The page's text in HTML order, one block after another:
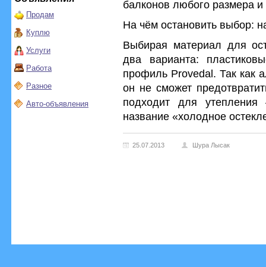
Продам
Куплю
Услуги
Работа
Разное
Авто-объявления
балконов любого размера
На чём остановить выбор:
Выбирая материал для
два варианта:
профиль Provedal. Так как
он не сможет
подходит для
название «холодное
25.07.2013 Шура Лысак